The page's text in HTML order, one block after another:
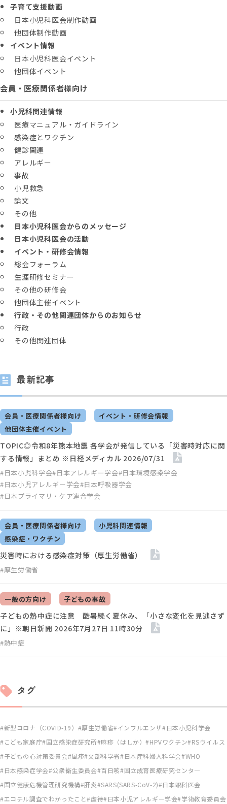
子育て支援動画
日本小児科医会制作動画
他団体制作動画
イベント情報
日本小児科医会イベント
他団体イベント
会員・医療関係者様向け
小児科関連情報
医療マニュアル・ガイドライン
感染症とワクチン
健診関連
アレルギー
事故
小児救急
論文
その他
日本小児科医会からのメッセージ
日本小児科医会の活動
イベント・研修会情報
総会フォーラム
生涯研修セミナー
その他の研修会
他団体主催イベント
行政・その他関連団体からのお知らせ
行政
その他関連団体
最新記事
会員・医療関係者様向け
イベント・研修会情報
他団体主催イベント
#日本小児科学会#日本アレルギー学会#日本環境感染学会
#日本小児アレルギー学会#日本呼吸器学会
#日本プライマリ・ケア連合学会
TOPIC◎令和8年熊本地震 各学会が発信している「災害時対応に関
する情報」まとめ ※日経メディカル 2026/07/31
会員・医療関係者様向け
小児科関連情報
感染症・ワクチン
#厚生労働省
災害時における感染症対策（厚生労働省）
一般の方向け 子どもの事故
#熱中症
子どもの熱中症に注意 酷暑続く夏休み、「小さな変化を見逃さず
に」※朝日新聞 2026年7月27日 11時30分
タグ
新型コロナ（COVID-19） 厚生労働省 インフルエンザ 日本小児科学会
こども家庭庁 国立感染症研究所 麻疹（はしか） HPVワクチン RSウイルス
子どもの心対策委員会 風疹 文部科学省 日本産科婦人科学会 WHO
日本感染症学会 公衆衛生委員会 百日咳 国立成育医療研究センタ―
国立健康危機管理研究機構 肝炎 SARS(SARS-CoV-2)
日本眼科医会
エコチル調査でわかったこと 虐待 日本小児アレルギー学会 学術教育委員会